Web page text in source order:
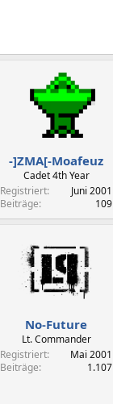
-]ZMA[-Moafeuz
Cadet 4th Year
Registriert
Juni 2001
Beiträge
109
No-Future
Lt. Commander
Registriert
Mai 2001
Beiträge
1.107